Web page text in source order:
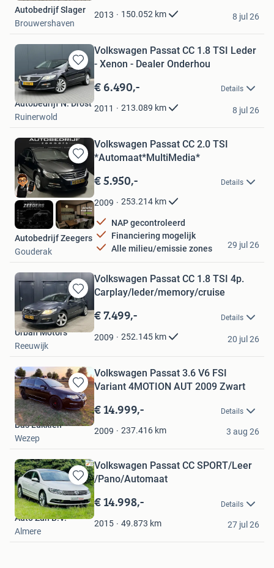
Favorieten
2013 150.052 km
Autobedrijf Slager
Brouwershaven
8 jul 26
Bewaren
in
Mijn
Favorieten
Volkswagen Passat CC 1.8 TSI Leder
- Xenon - Dealer Onderhou
€ 6.490,- Details
2011 213.089 km
Autobedrijf N. Drost
Ruinerwold
8 jul 26
Bewaren
in
Mijn
Favorieten
Volkswagen Passat CC 2.0 TSI
*Automaat*MultiMedia*
€ 5.950,- Details
2009 253.214 km
NAP gecontroleerd
Financiering mogelijk
Alle milieu/emissie zones
Autobedrijf Zeegers
Gouderak
29 jul 26
Bewaren
in
Mijn
Favorieten
Volkswagen Passat CC 1.8 TSI 4p.
Carplay/leder/memory/cruise
€ 7.499,- Details
2009 252.145 km
Urban Motors
Reeuwijk
20 jul 26
Bewaren
in
Mijn
Favorieten
Volkswagen Passat 3.6 V6 FSI
Variant 4MOTION AUT 2009 Zwart
€ 14.999,- Details
2009 237.416 km
Bas Lukkien
Wezep
3 aug 26
Bewaren
in
Mijn
Favorieten
Volkswagen Passat CC SPORT/Leer
/Pano/Automaat
€ 14.998,- Details
2015 49.873 km
Auto Zun B.V.
Almere
27 jul 26